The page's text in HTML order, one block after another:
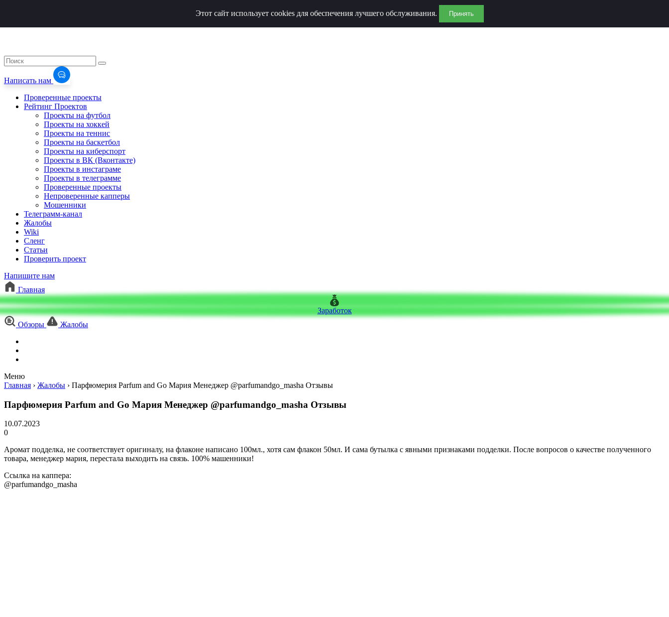
Написать нам
Проверенные проекты
Рейтинг Проектов
Проекты на футбол
Проекты на хоккей
Проекты на теннис
Проекты на баскетбол
Проекты на киберспорт
Проекты в ВК (Вконтакте)
Проекты в инстаграме
Проекты в телеграмме
Проверенные проекты
Непроверенные капперы
Мошенники
Телеграмм-канал
Жалобы
Wiki
Сленг
Статьи
Проверить проект
Напишите нам
Главная
Заработок
Обзоры
Жалобы
Меню
Этот сайт использует cookies для обеспечения лучшего обслуживания. Принять
Главная › Жалобы › Парфюмерия Parfum and Go Мария Менеджер @parfumandgo_masha Отзывы
Парфюмерия Parfum and Go Мария Менеджер @parfumandgo_masha Отзывы
10.07.2023
0
Аромат подделка, не соответствует оригиналу, на флаконе написано 100мл., хотя сам флакон 50мл. И сама бутылка с явными признаками подделки. После вопросов о качестве полученного
товара, менеджер мария, перестала выходить на связь. 100% машенники!
Ссылка на каппера:
@parfumandgo_masha